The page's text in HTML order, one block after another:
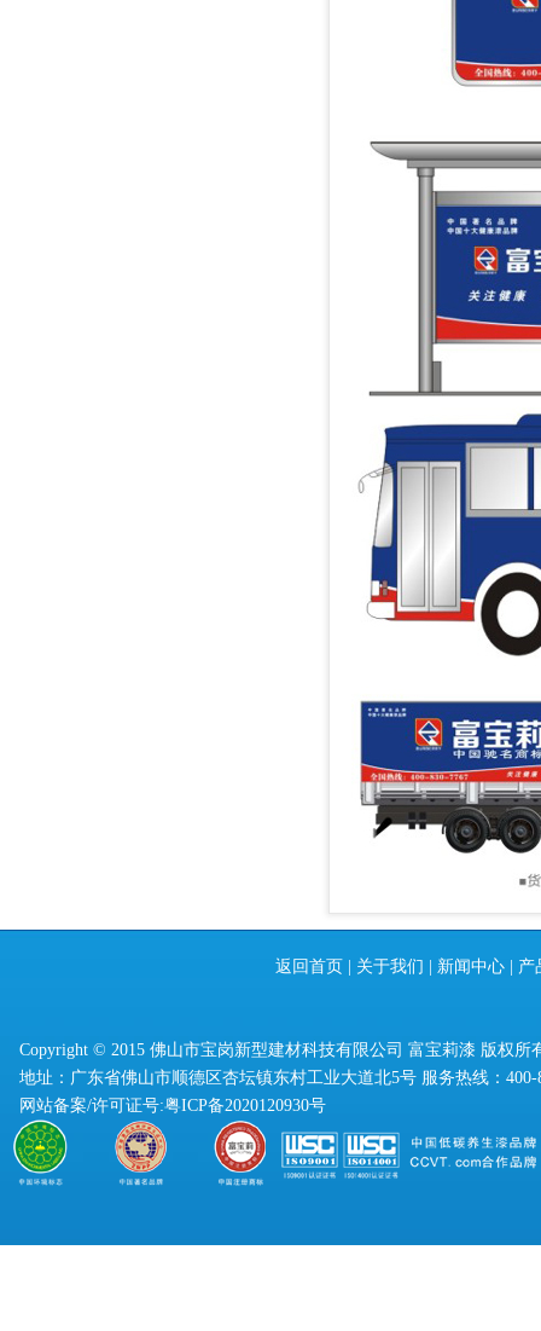
返回首页 关于我们 新闻中心| 产
Copyright © 2015 佛山市宝岗新型建材科技有限公司 富宝莉漆 版权所
地址：广东省佛山市顺德区杏坛镇东村工业大道北5号 服务热线：400-
网站备案/许可证号:粤ICP备2020120930号